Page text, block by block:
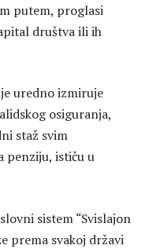
putem, proglasi
društva ili ih
uredno izmiruje
osiguranja,
staž svim
penziju, ističu u
sistem “Svislajon
prema svakoj državi